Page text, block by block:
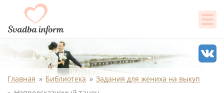
Главная Библиотека
Задания для жениха на выкуп